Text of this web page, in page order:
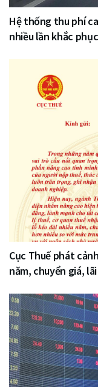
Hệ thống thu phí
nhiều lần khắc phục
Cục Thuế phát
năm, chuyển giá,